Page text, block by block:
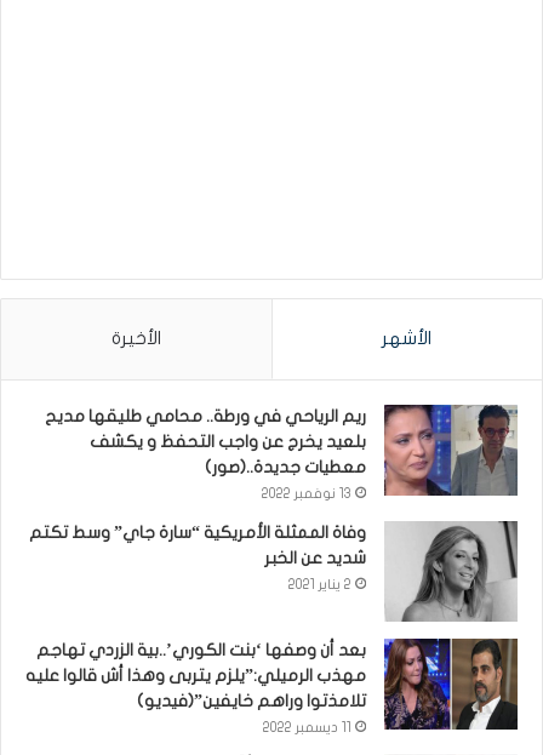
الأشهر الأخيرة
ريم الرياحي في ورطة.. محامي طليقها مديح
بلعيد يخرج عن واجب التحفظ و يكشف
معطيات جديدة..(صور)
13 نوفمبر 2022
وفاة الممثلة الأمريكية “سارة جاي” وسط تكتم
شديد عن الخبر
2 يناير 2021
بعد أن وصفها ‘بنت الكوري’..بية الزردي تهاجم
مهذب الرميلي:”يلزم يتربى وهذا أش قالوا عليه
تلامذتوا وراهم خايفين”(فيديو)